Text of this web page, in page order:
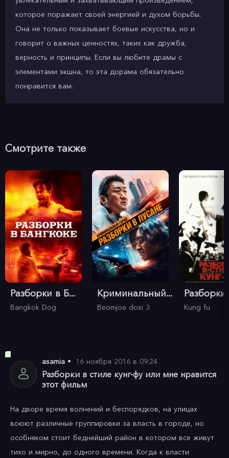
которое поражает своей энергией и духом борьбы.
Она не только показывает боевые искусства, но и
говорит о важных ценностях, таких как дружба,
верность и принципы. Если вы любите драмы с
элементами экшна, то эта дорама обязательно
понравится вам.
Смотрите также
Разборки в Б...
Bangkok Dog
Криминальный...
Beomjoe dosi 3
Разборки
Kung fu
asamia • 16 ноября 2016 в 09:24
Разборки в стиле кунг-фу или мне нравится
этот фильм
На дворе время волнений и беспорядков, на улицах
воюют различные группировки за власть в городе, но
особняком стоит беднейший район в котором все живут
тихо и мирно, до одного времени. Когда к власти